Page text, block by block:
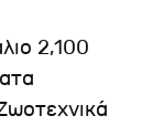
2,100